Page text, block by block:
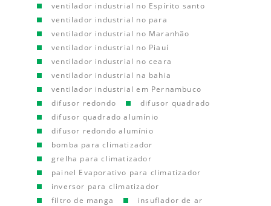
ventilador industrial no Espírito santo
ventilador industrial no para
ventilador industrial no Maranhão
ventilador industrial no Piauí
ventilador industrial no ceara
ventilador industrial na bahia
ventilador industrial em Pernambuco
difusor redondo
difusor quadrado
difusor quadrado alumínio
difusor redondo alumínio
bomba para climatizador
grelha para climatizador
painel Evaporativo para climatizador
inversor para climatizador
filtro de manga
insuflador de ar